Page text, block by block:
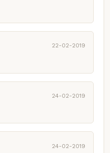
22-02-2019
24-02-2019
24-02-2019